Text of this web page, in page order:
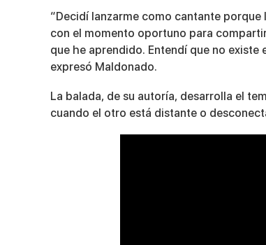
“Decidí lanzarme como cantante
con el momento oportuno para
que he aprendido. Entendí que no
expresó Maldonado.
La balada, de su autoría, desarrolla el
cuando el otro está distante o